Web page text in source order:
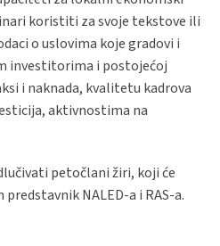
koristiti za svoje tekstove ili
o uslovima koje gradovi i
investitorima i postojećoj
i naknada, kvalitetu kadrova
aktivnostima na
petočlani žiri, koji će
NALED-a i RAS-a.